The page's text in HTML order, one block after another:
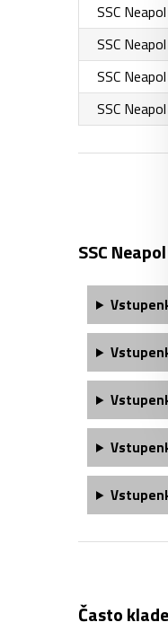
SSC
SSC
SSC
SSC
SSC
Často